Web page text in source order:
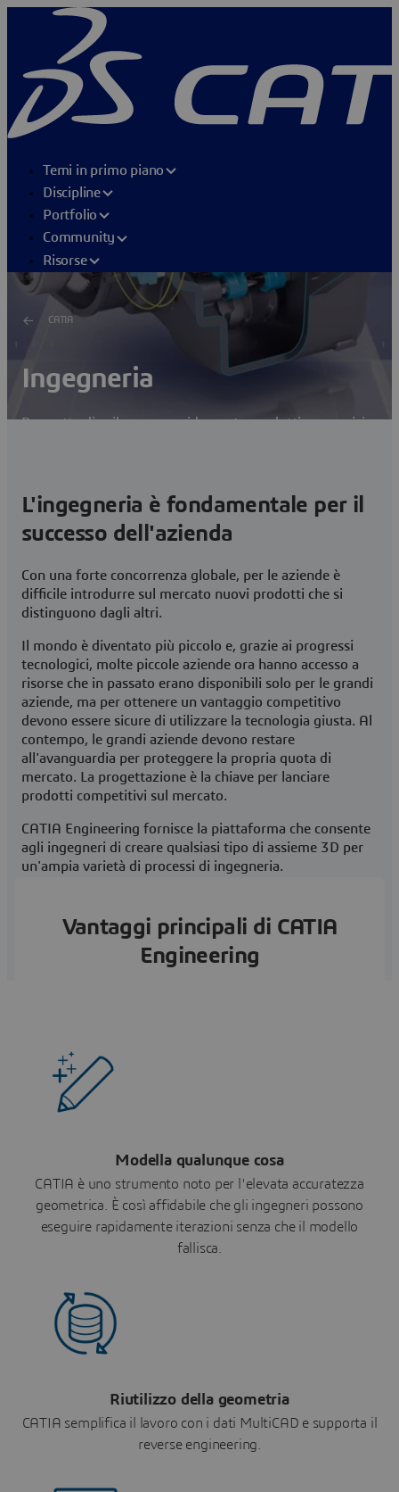
Temi in primo piano
Discipline
Portfolio
Community
Risorse
CATIA
Ingegneria
Permette di sviluppare rapidamente prodotti meccanici
Visita la community di utenti CATIA
L'ingegneria è fondamentale per il
successo dell'azienda
Con una forte concorrenza globale, per le aziende è
difficile introdurre sul mercato nuovi prodotti che si
distinguono dagli altri.
Il mondo è diventato più piccolo e, grazie ai progressi
tecnologici, molte piccole aziende ora hanno accesso a
risorse che in passato erano disponibili solo per le grandi
aziende, ma per ottenere un vantaggio competitivo
devono essere sicure di utilizzare la tecnologia giusta. Al
contempo, le grandi aziende devono restare
all'avanguardia per proteggere la propria quota di
mercato. La progettazione è la chiave per lanciare
prodotti competitivi sul mercato.
CATIA Engineering fornisce la piattaforma che consente
agli ingegneri di creare qualsiasi tipo di assieme 3D per
un'ampia varietà di processi di ingegneria.
Vantaggi principali di CATIA
Engineering
Modella qualunque cosa
CATIA è uno strumento noto per l'elevata accuratezza
geometrica. È così affidabile che gli ingegneri possono
eseguire rapidamente iterazioni senza che il modello
fallisca.
Riutilizzo della geometria
CATIA semplifica il lavoro con i dati MultiCAD e supporta il
reverse engineering.